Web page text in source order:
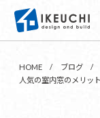
HOME ブログ
人気の室内窓のメリッ